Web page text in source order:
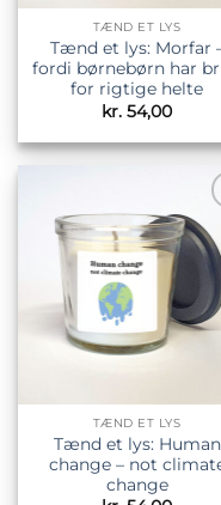
TÆND ET LYS
Tænd et lys: Morfar
fordi børnebørn har
for rigtige helte
kr. 54,00
Tilføj
TÆND ET LYS
Tænd et lys: Human
change – not
change